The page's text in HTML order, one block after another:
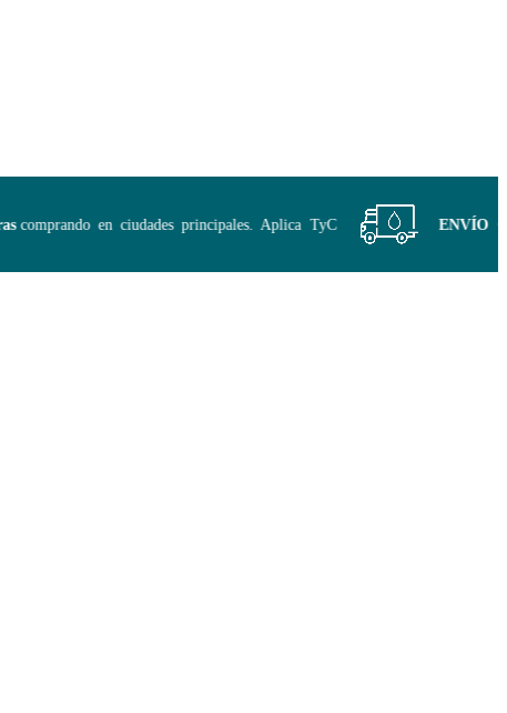
comprando en ciudades principales. Aplica TyC ENVÍO